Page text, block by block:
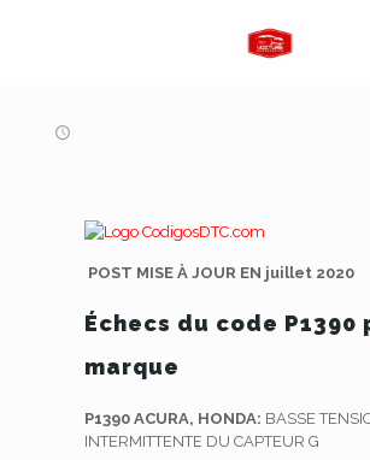
POST MISE À JOUR EN juillet 2020
Échecs du code P1390
marque
P1390 ACURA, HONDA: BASSE
INTERMITTENTE DU CAPTEUR G